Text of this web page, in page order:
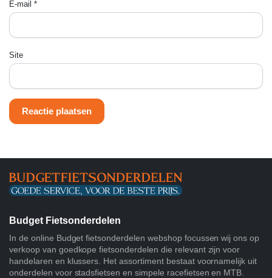
E-mail *
Site
Budget Fietsonderdelen
In de online Budget fietsonderdelen webshop focussen wij ons op
verkoop van goedkope fietsonderdelen die relevant zijn voor
handelaren en klussers. Het assortiment bestaat voornamelijk uit
onderdelen voor stadsfietsen en simpele racefietsen en MTB.